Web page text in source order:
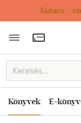
Kulacs /
Könyvek E-